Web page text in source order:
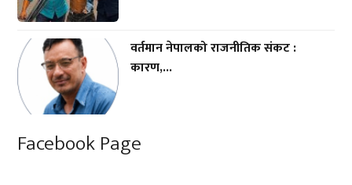
वर्तमान नेपालको राजनीतिक संकट :
कारण,...
Facebook Page